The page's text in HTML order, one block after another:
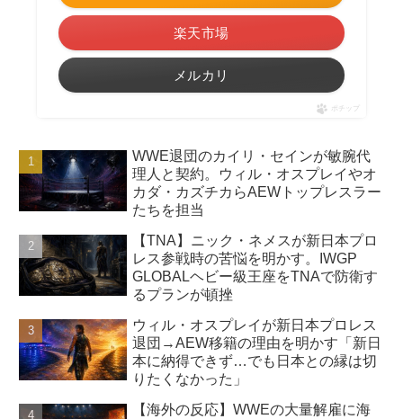
楽天市場
メルカリ
ポチップ
WWE退団のカイリ・セインが敏腕代
理人と契約。ウィル・オスプレイやオ
カダ・カズチカらAEWトップレスラー
たちを担当
【TNA】ニック・ネメスが新日本プロ
レス参戦時の苦悩を明かす。IWGP
GLOBALヘビー級王座をTNAで防衛す
るプランが頓挫
ウィル・オスプレイが新日本プロレス
退団→AEW移籍の理由を明かす「新日
本に納得できず…でも日本との縁は切
りたくなかった」
【海外の反応】WWEの大量解雇に海